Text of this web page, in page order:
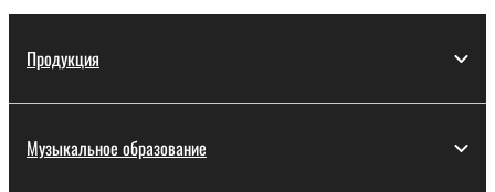
Продукция
Музыкальное образование